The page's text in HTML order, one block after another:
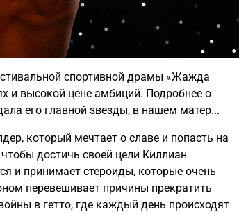
спортивной драмы «Жажда
и высокой цене амбиций. Подробнее о
его главной звезды, в нашем матер...
который мечтает о славе и попасть на
достичь своей цели Киллиан
и принимает стероиды, которые очень
перевешивает причины прекратить
в гетто, где каждый день происходят